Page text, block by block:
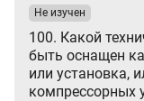
100. Какой
быть оснащен
или установка,
компрессорных
Не изучен